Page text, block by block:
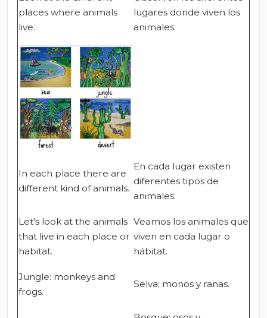
places where animals
live.
lugares donde viven los
animales.
In each place there are
different kind of animals.
En cada lugar existen
diferentes tipos de
animales.
Let's look at the animals
that live in each place or
habitat.
Veamos los animales que
viven en cada lugar o
hábitat.
Jungle: monkeys and
frogs.
Selva: monos y ranas.